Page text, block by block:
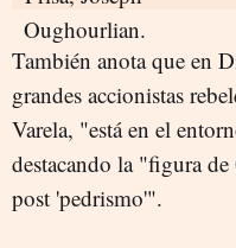
También anota que en
grandes accionistas
Varela, "está en el
destacando la "figura
post 'pedrismo'".